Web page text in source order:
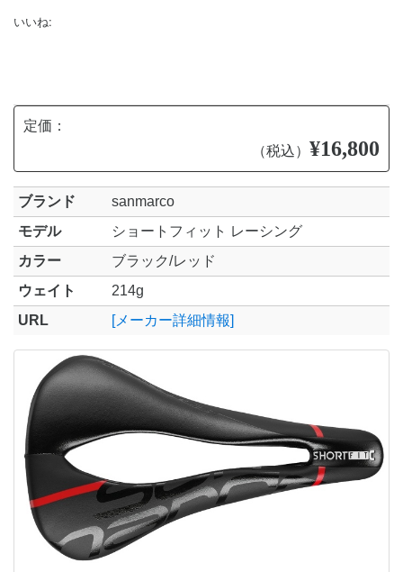
いいね:
定価：
（税込） ¥16,800
ブランド
sanmarco
モデル
ショートフィット レーシング
カラー
ブラック/レッド
ウェイト
214g
URL
[メーカー詳細情報]